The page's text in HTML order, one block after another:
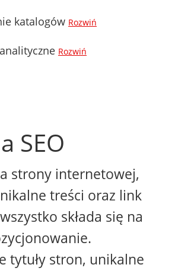
katalogów Rozwiń
Rozwiń
SEO
strony internetowej,
treści oraz link
składa się na
tytuły stron, unikalne